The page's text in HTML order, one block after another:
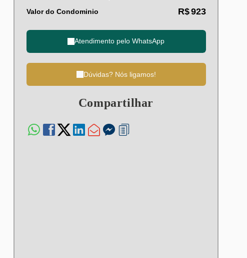
Valor do Condominio R$923
Atendimento pelo WhatsApp
Dúvidas? Nós ligamos!
Compartilhar